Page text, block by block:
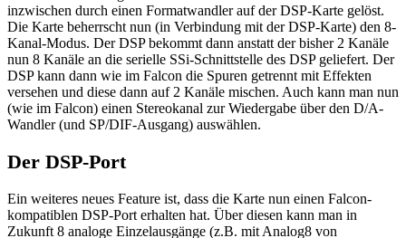
inzwischen durch einen Formatwandler auf der DSP-Karte gelöst.
Die Karte beherrscht nun (in Verbindung mit der DSP-Karte) den 8-
Kanal-Modus. Der DSP bekommt dann anstatt der bisher 2 Kanäle
nun 8 Kanäle an die serielle SSi-Schnittstelle des DSP geliefert. Der
DSP kann dann wie im Falcon die Spuren getrennt mit Effekten
versehen und diese dann auf 2 Kanäle mischen. Auch kann man nun
(wie im Falcon) einen Stereokanal zur Wiedergabe über den D/A-
Wandler (und SP/DIF-Ausgang) auswählen.
Der DSP-Port
Ein weiteres neues Feature ist, dass die Karte nun einen Falcon-
kompatiblen DSP-Port erhalten hat. Über diesen kann man in
Zukunft 8 analoge Einzelausgänge (z.B. mit Analog8 von